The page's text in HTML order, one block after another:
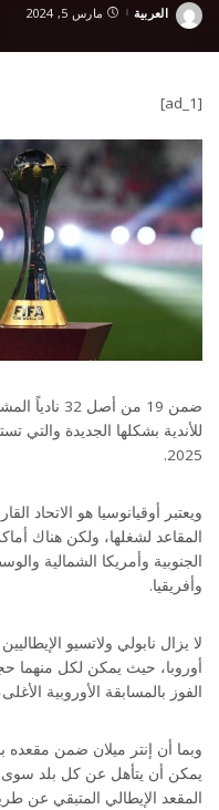
Posted
العربية مارس 5, 2024
[ad_1]
ضمن 19 من
للأندية بشكلها الجديدة والتي
2025.
ويعتبر أوقيانوسيا هو الاتحاد
المقاعد لشغلها، ولكن هناك
الجنوبية وأمريكا الشمالية
وأفريقيا.
لا يزال نابولي ولاتسيو
أوروبا، حيث يمكن لكل منهما
الفوز بالمسابقة الأوروبية
وبما أن إنتر ميلان ضمن مقعده
يمكن أن يتأهل عن كل بلد سوى
المقعد الإيطالي المتبقي عن